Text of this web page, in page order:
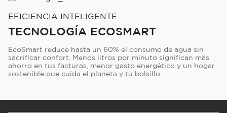
EFICIENCIA INTELIGENTE
TECNOLOGÍA ECOSMART
EcoSmart reduce hasta un 60% el consumo de agua sin
sacrificar confort. Menos litros por minuto significan más
ahorro en tus facturas, menor gasto energético y un hogar
sostenible que cuida el planeta y tu bolsillo.